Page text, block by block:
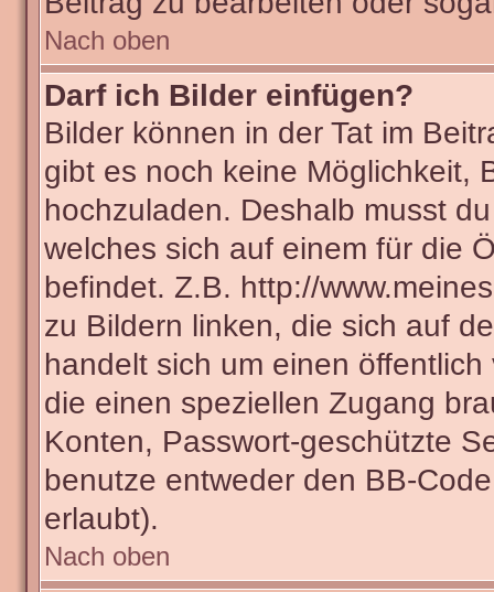
Nach oben
Darf ich Bilder einfügen?
Bilder können in der Tat im
gibt es noch keine Möglichkeit,
hochzuladen. Deshalb musst
welches sich auf einem für die
befindet. Z.B. http://
zu Bildern linken, die sich auf
handelt sich um einen
die einen speziellen Zugang
Konten, Passwort-geschützte
benutze entweder den BB-
erlaubt).
Nach oben